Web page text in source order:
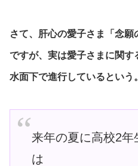
さて、肝心の愛子さま「念願
ですが、実は愛子さまに関す
水面下で進行しているという。
来年の夏に高校2年
は